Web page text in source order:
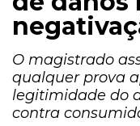
O magistrado
qualquer prova
legitimidade do
contra